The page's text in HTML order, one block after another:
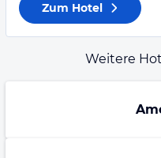
Zum Hotel
Weitere